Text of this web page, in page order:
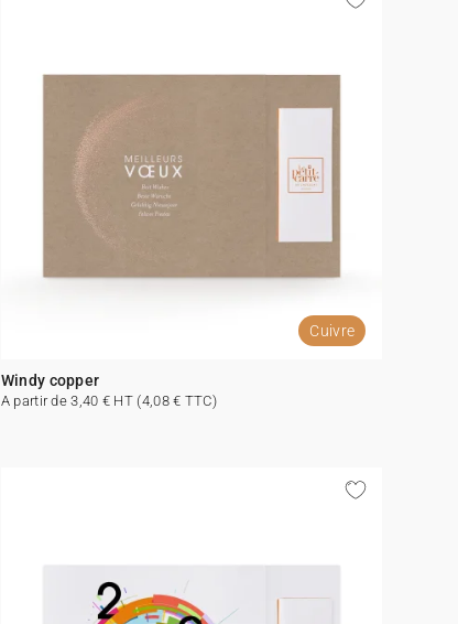
Cuivre
Windy copper
A partir de 3,40 € HT (4,08 € TTC)